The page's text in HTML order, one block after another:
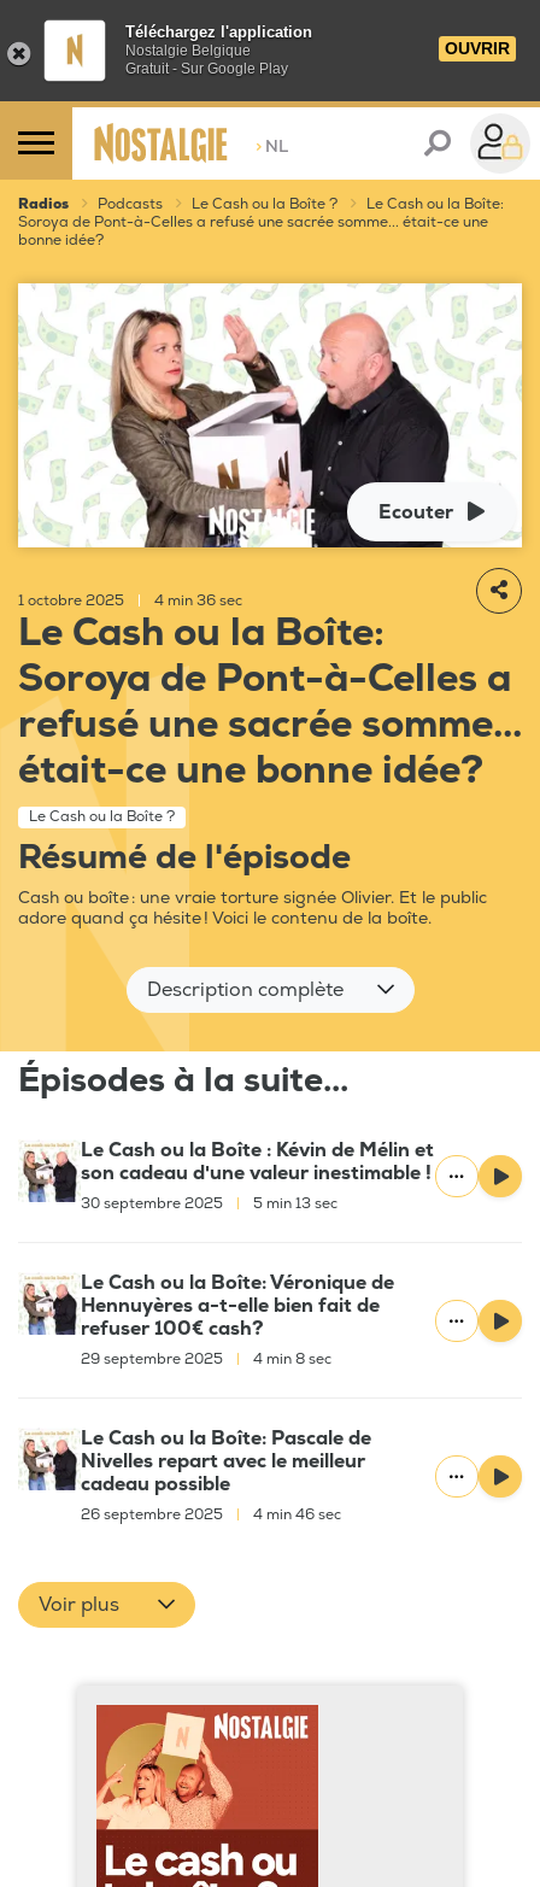
Téléchargez l'application
Nostalgie Belgique
Gratuit - Sur Google Play
OUVRIR
> NL
Radios Podcasts Le Cash ou la Boîte ?
Le Cash ou la Boîte:
Soroya de Pont-à-Celles a refusé une sacrée somme... était-ce une
bonne idée?
Ecouter
1 octobre 2025 4 min 36 sec
Le Cash ou la Boîte:
Soroya de Pont-à-Celles a
refusé une sacrée somme...
était-ce une bonne idée?
Le Cash ou la Boîte ?
Résumé de l'épisode
Cash ou boîte : une vraie torture signée Olivier. Et le public
adore quand ça hésite ! Voici le contenu de la boîte.
Description complète
Épisodes à la suite...
Le Cash ou la Boîte : Kévin de Mélin et
son cadeau d'une valeur inestimable !
30 septembre 2025 5 min 13 sec
Le Cash ou la Boîte: Véronique de
Hennuyères a-t-elle bien fait de
refuser 100€ cash?
29 septembre 2025 4 min 8 sec
Le Cash ou la Boîte: Pascale de
Nivelles repart avec le meilleur
cadeau possible
26 septembre 2025 4 min 46 sec
Voir plus